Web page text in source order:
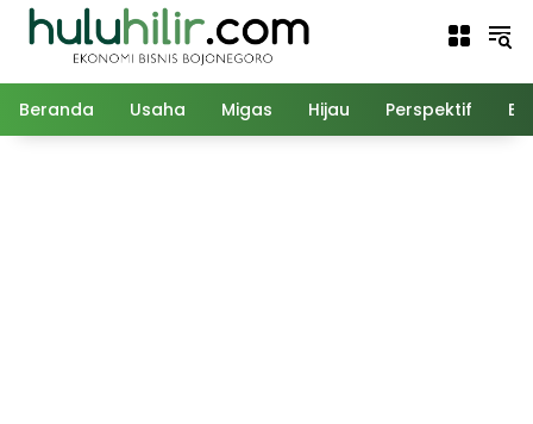
Langsung
Beranda Usaha Migas Hijau Perspektif